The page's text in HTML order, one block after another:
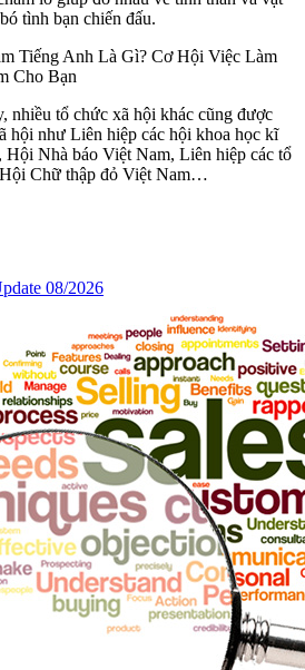
tình bạn chiến đấu.
Tiếng Anh Là Gì? Cơ Hội Việc Làm
Cho Bạn
nhiều tổ chức xã hội khác cũng được
hội như Liên hiệp các hội khoa học kĩ
Nhà báo Việt Nam, Liên hiệp các tổ
Chữ thập đỏ Việt Nam…
08/2026